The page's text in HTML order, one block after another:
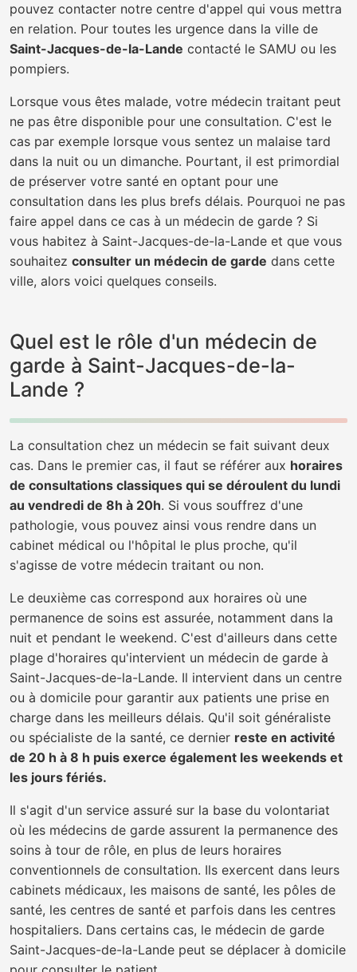
pouvez contacter notre centre d'appel qui vous mettra
en relation. Pour toutes les urgence dans la ville de
Saint-Jacques-de-la-Lande contacté le SAMU ou les
pompiers.
Lorsque vous êtes malade, votre médecin traitant peut
ne pas être disponible pour une consultation. C'est le
cas par exemple lorsque vous sentez un malaise tard
dans la nuit ou un dimanche. Pourtant, il est primordial
de préserver votre santé en optant pour une
consultation dans les plus brefs délais. Pourquoi ne pas
faire appel dans ce cas à un médecin de garde ? Si
vous habitez à Saint-Jacques-de-la-Lande et que vous
souhaitez consulter un médecin de garde dans cette
ville, alors voici quelques conseils.
Quel est le rôle d'un médecin de
garde à Saint-Jacques-de-la-
Lande ?
La consultation chez un médecin se fait suivant deux
cas. Dans le premier cas, il faut se référer aux horaires
de consultations classiques qui se déroulent du lundi
au vendredi de 8h à 20h. Si vous souffrez d'une
pathologie, vous pouvez ainsi vous rendre dans un
cabinet médical ou l'hôpital le plus proche, qu'il
s'agisse de votre médecin traitant ou non.
Le deuxième cas correspond aux horaires où une
permanence de soins est assurée, notamment dans la
nuit et pendant le weekend. C'est d'ailleurs dans cette
plage d'horaires qu'intervient un médecin de garde à
Saint-Jacques-de-la-Lande. Il intervient dans un centre
ou à domicile pour garantir aux patients une prise en
charge dans les meilleurs délais. Qu'il soit généraliste
ou spécialiste de la santé, ce dernier reste en activité
de 20 h à 8 h puis exerce également les weekends et
les jours fériés.
Il s'agit d'un service assuré sur la base du volontariat
où les médecins de garde assurent la permanence des
soins à tour de rôle, en plus de leurs horaires
conventionnels de consultation. Ils exercent dans leurs
cabinets médicaux, les maisons de santé, les pôles de
santé, les centres de santé et parfois dans les centres
hospitaliers. Dans certains cas, le médecin de garde
Saint-Jacques-de-la-Lande peut se déplacer à domicile